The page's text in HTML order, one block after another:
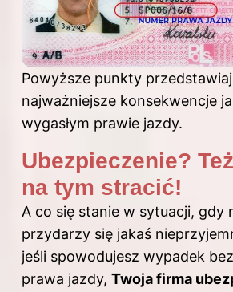
Powyższe punkty
najważniejsze konsekwencje
wygasłym prawie jazdy.
Ubezpieczenie?
na tym stracić!
A co się stanie w sytuacji, gdy
przydarzy się jakaś
jeśli spowodujesz wypadek
prawa jazdy, Twoja firma